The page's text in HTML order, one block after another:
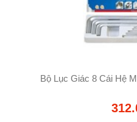
Bộ Lục Giác 8 Cái Hệ